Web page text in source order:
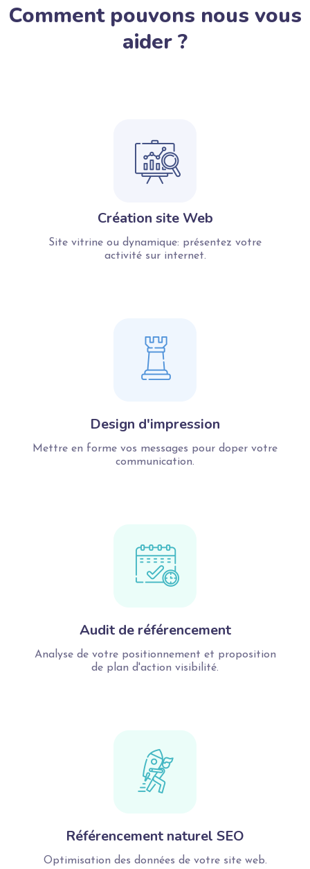
Comment pouvons nous vous
aider ?
Création site Web
Site vitrine ou dynamique: présentez votre
activité sur internet.
Design d'impression
Mettre en forme vos messages pour doper votre
communication.
Audit de référencement
Analyse de votre positionnement et proposition
de plan d'action visibilité.
Référencement naturel SEO
Optimisation des données de votre site web.